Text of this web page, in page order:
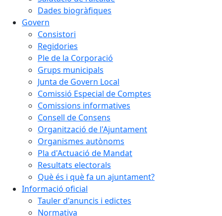
Dades biogràfiques
Govern
Consistori
Regidories
Ple de la Corporació
Grups municipals
Junta de Govern Local
Comissió Especial de Comptes
Comissions informatives
Consell de Consens
Organització de l'Ajuntament
Organismes autònoms
Pla d'Actuació de Mandat
Resultats electorals
Què és i què fa un ajuntament?
Informació oficial
Tauler d'anuncis i edictes
Normativa